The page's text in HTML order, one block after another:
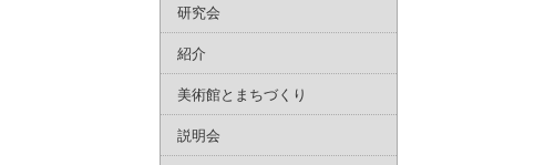
研究会
紹介
美術館とまちづくり
説明会